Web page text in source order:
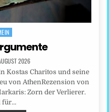
2026
Kostas Charitos und seine
von AthenRezension von
Zorn der Verlierer.
für…